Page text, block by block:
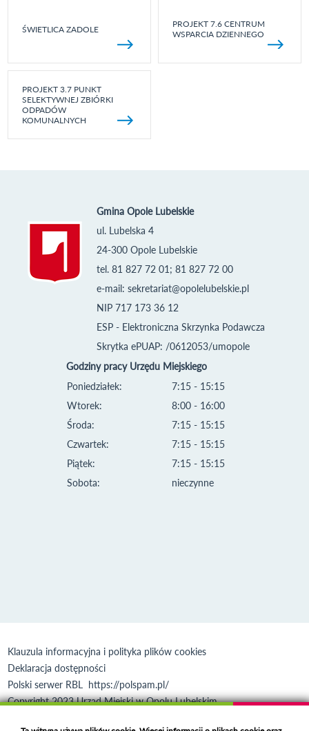
ŚWIETLICA ZADOLE
PROJEKT 7.6 CENTRUM
WSPARCIA DZIENNEGO
PROJEKT 3.7 PUNKT
SELEKTYWNEJ ZBIÓRKI
ODPADÓW
KOMUNALNYCH
Gmina Opole Lubelskie
ul. Lubelska 4
24-300 Opole Lubelskie
tel. 81 827 72 01; 81 827 72 00
e-mail: sekretariat@opolelubelskie.pl
NIP 717 173 36 12
ESP - Elektroniczna Skrzynka Podawcza
Skrytka ePUAP: /0612053/umopole
Godziny pracy Urzędu Miejskiego
Poniedziałek:
Wtorek:
Środa:
Czwartek:
Piątek:
Sobota:
7:15 - 15:15
8:00 - 16:00
7:15 - 15:15
7:15 - 15:15
7:15 - 15:15
nieczynne
Klauzula informacyjna i polityka plików cookies
Deklaracja dostępności
Polski serwer RBL https://polspam.pl/
Copyright 2023 Urząd Miejski w Opolu Lubelskim